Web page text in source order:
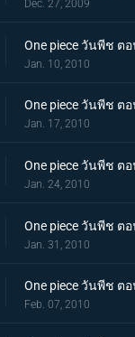
Dec. 27, 2009
One piece วันพีช ต
Jan. 10, 2010
One piece วันพีช ต
Jan. 17, 2010
One piece วันพีช ต
Jan. 24, 2010
One piece วันพีช
Jan. 31, 2010
One piece วันพีช ต
Feb. 07, 2010